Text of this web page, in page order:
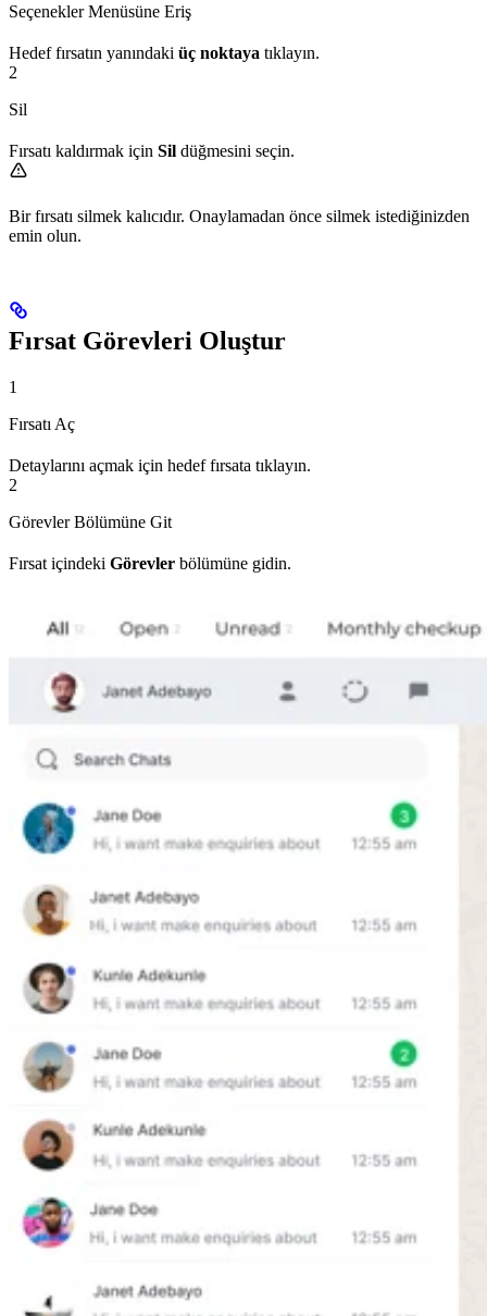
Seçenekler Menüsüne Eriş
Hedef fırsatın yanındaki üç noktaya tıklayın.
2
Sil
Fırsatı kaldırmak için Sil düğmesini seçin.
Bir fırsatı silmek kalıcıdır. Onaylamadan önce silmek istediğinizden
emin olun.
Fırsat Görevleri Oluştur
1
Fırsatı Aç
Detaylarını açmak için hedef fırsata tıklayın.
2
Görevler Bölümüne Git
Fırsat içindeki Görevler bölümüne gidin.